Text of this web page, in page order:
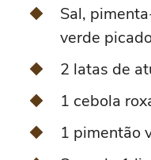
Sal,
verde
2 latas de
1 cebola
1 pimentão